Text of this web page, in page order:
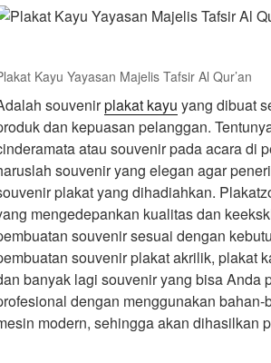
Kayu Yayasan Majelis Tafsir Al Qur’an
souvenirplakat kayu yang dibuat
dan kepuasan pelanggan.
atau souvenir pada acara di
souvenir yang elegan agar
plakat yang dihadiahkan.
mengedepankan kualitas dan
souvenir sesuai dengan
souvenir plakat akrilik, plakat
banyak lagi souvenir yang bisa Anda
dengan menggunakan
modern, sehingga akan dihasilkan